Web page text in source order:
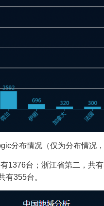
分布情况（仅为分布情况，
1376台；浙江省第二，共
有355台。